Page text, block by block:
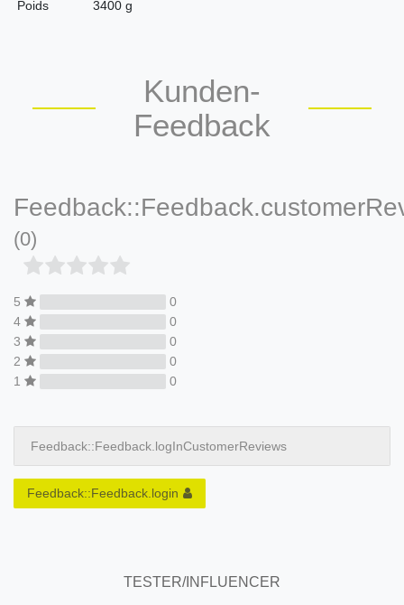
Poids
3400 g
Kunden-
Feedback
(0)
5
0
4
0
3
0
2
0
1
0
Feedback::Feedback.logInCustomerReviews
Feedback::Feedback.login
TESTER/INFLUENCER